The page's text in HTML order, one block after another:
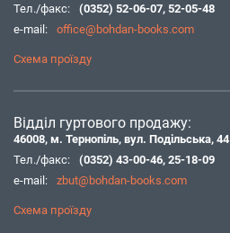
Тел./факс:
(0352) 52-06-07, 52-05-48
e-mail:
office@bohdan-books.com
Схема проїзду
Відділ гуртового продажу:
46008, м. Тернопіль, вул. Подільська, 44
Тел./факс:
(0352) 43-00-46, 25-18-09
e-mail:
zbut@bohdan-books.com
Схема проїзду